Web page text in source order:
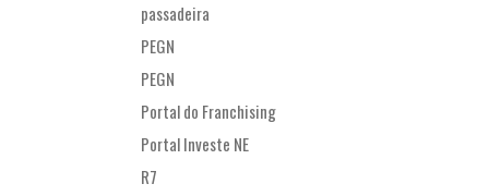
passadeira
PEGN
PEGN
Portal do Franchising
Portal Investe NE
R7